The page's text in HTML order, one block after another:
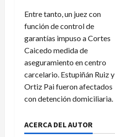
Entre tanto, un juez con
función de control de
garantías impuso a Cortes
Caicedo medida de
aseguramiento en centro
carcelario. Estupiñán Ruiz y
Ortiz Pai fueron afectados
con detención domiciliaria.
ACERCA DEL AUTOR